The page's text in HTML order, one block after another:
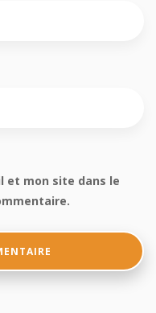
et mon site dans le